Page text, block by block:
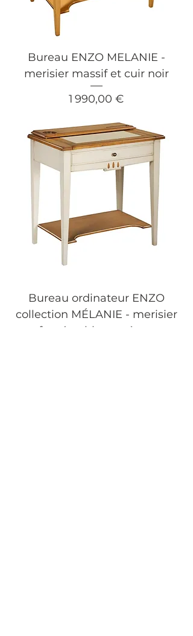
Bureau ENZO MELANIE -
merisier massif et cuir noir
Prix
1 990,00 €
Bureau ordinateur ENZO
collection MÉLANIE - merisier
fumé et blanc-crème